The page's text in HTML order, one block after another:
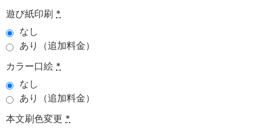
遊び紙印刷 *
なし
あり（追加料金）
カラー口絵 *
なし
あり（追加料金）
本文刷色変更 *